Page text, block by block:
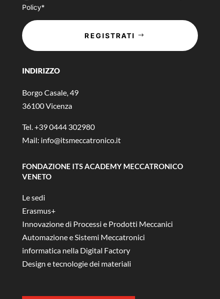
Policy*
REGISTRATI
INDIRIZZO
Borgo Casale, 49
36100 Vicenza
Tel. +39 0444 302980
Mail: info@itsmeccatronico.it
FONDAZIONE ITS ACADEMY MECCATRONICO
VENETO
Le sedi
Erasmus+
Innovazione di Processi e Prodotti Meccanici
Automazione e Sistemi Meccatronici
informatica nella Digital Factory
Design e tecnologie dei materiali